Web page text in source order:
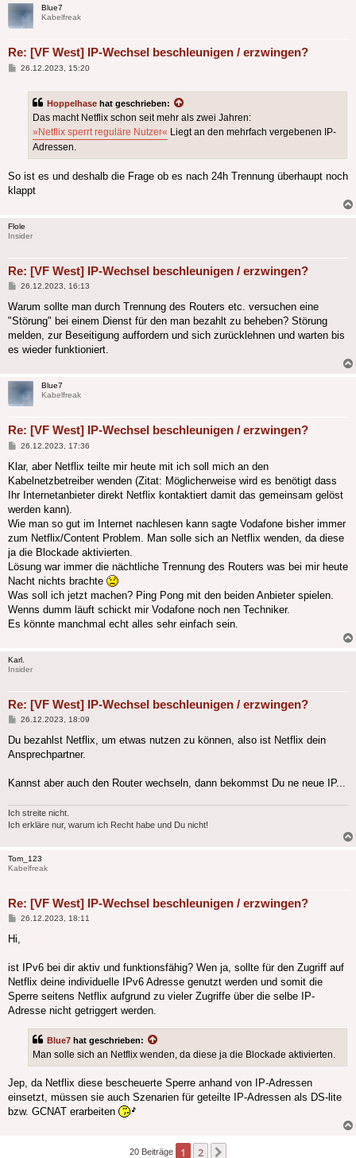
Blue7
Kabelfreak
Re: [VF West] IP-Wechsel beschleunigen / erzwingen?
Beitrag
26.12.2023, 15:20
Hoppelhase hat geschrieben:
Das macht Netflix schon seit mehr als zwei Jahren:
»Netflix sperrt reguläre Nutzer« Liegt an den mehrfach vergebenen IP-
Adressen.
So ist es und deshalb die Frage ob es nach 24h Trennung überhaupt noch
klappt
Flole
Insider
Re: [VF West] IP-Wechsel beschleunigen / erzwingen?
Beitrag
26.12.2023, 16:13
Warum sollte man durch Trennung des Routers etc. versuchen eine
"Störung" bei einem Dienst für den man bezahlt zu beheben? Störung
melden, zur Beseitigung auffordern und sich zurücklehnen und warten bis
es wieder funktioniert.
Blue7
Kabelfreak
Re: [VF West] IP-Wechsel beschleunigen / erzwingen?
Beitrag
26.12.2023, 17:36
Klar, aber Netflix teilte mir heute mit ich soll mich an den
Kabelnetzbetreiber wenden (Zitat: Möglicherweise wird es benötigt dass
Ihr Internetanbieter direkt Netflix kontaktiert damit das gemeinsam gelöst
werden kann).
Wie man so gut im Internet nachlesen kann sagte Vodafone bisher immer
zum Netflix/Content Problem. Man solle sich an Netflix wenden, da diese
ja die Blockade aktivierten.
Lösung war immer die nächtliche Trennung des Routers was bei mir heute
Nacht nichts brachte
Was soll ich jetzt machen? Ping Pong mit den beiden Anbieter spielen.
Wenns dumm läuft schickt mir Vodafone noch nen Techniker.
Es könnte manchmal echt alles sehr einfach sein.
Karl.
Insider
Re: [VF West] IP-Wechsel beschleunigen / erzwingen?
Beitrag
26.12.2023, 18:09
Du bezahlst Netflix, um etwas nutzen zu können, also ist Netflix dein
Ansprechpartner.
Kannst aber auch den Router wechseln, dann bekommst Du ne neue IP...
Ich streite nicht.
Ich erkläre nur, warum ich Recht habe und Du nicht!
Tom_123
Kabelfreak
Re: [VF West] IP-Wechsel beschleunigen / erzwingen?
Beitrag
26.12.2023, 18:11
Hi,
ist IPv6 bei dir aktiv und funktionsfähig? Wen ja, sollte für den Zugriff auf
Netflix deine individuelle IPv6 Adresse genutzt werden und somit die
Sperre seitens Netflix aufgrund zu vieler Zugriffe über die selbe IP-
Adresse nicht getriggert werden.
Blue7 hat geschrieben:
Man solle sich an Netflix wenden, da diese ja die Blockade aktivierten.
Jep, da Netflix diese bescheuerte Sperre anhand von IP-Adressen
einsetzt, müssen sie auch Szenarien für geteilte IP-Adressen als DS-lite
bzw. GCNAT erarbeiten
20 Beiträge 1 2